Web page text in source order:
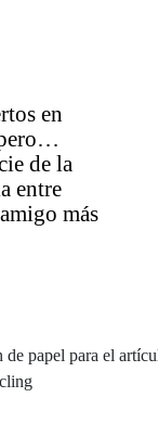
en
de la
entre
más